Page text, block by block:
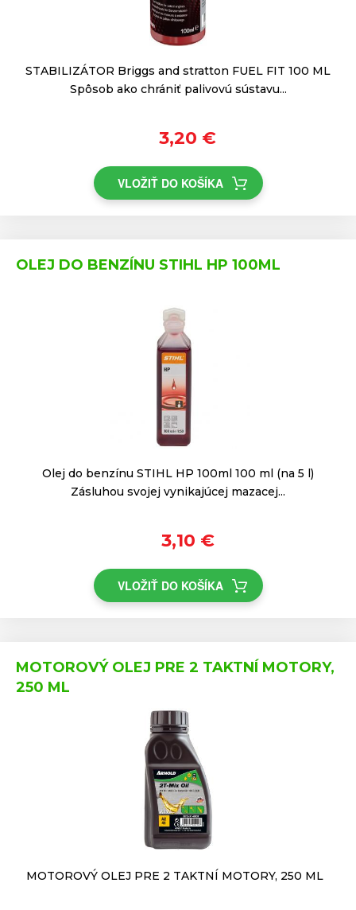
STABILIZÁTOR Briggs and stratton FUEL FIT 100 ML
Spôsob ako chrániť palivovú sústavu...
3,20 €
VLOŽIŤ DO KOŠÍKA
OLEJ DO BENZÍNU STIHL HP 100ML
Olej do benzínu STIHL HP 100ml 100 ml (na 5 l)
Zásluhou svojej vynikajúcej mazacej...
3,10 €
VLOŽIŤ DO KOŠÍKA
MOTOROVÝ OLEJ PRE 2 TAKTNÍ MOTORY,
250 ML
MOTOROVÝ OLEJ PRE 2 TAKTNÍ MOTORY, 250 ML